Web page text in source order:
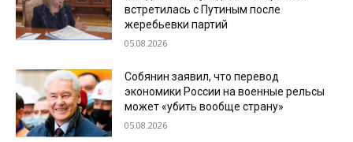
встретилась с Путиным после
жеребьевки партий
05.08.2026
Собянин заявил, что перевод
экономики России на военные рельсы
может «убить вообще страну»
05.08.2026